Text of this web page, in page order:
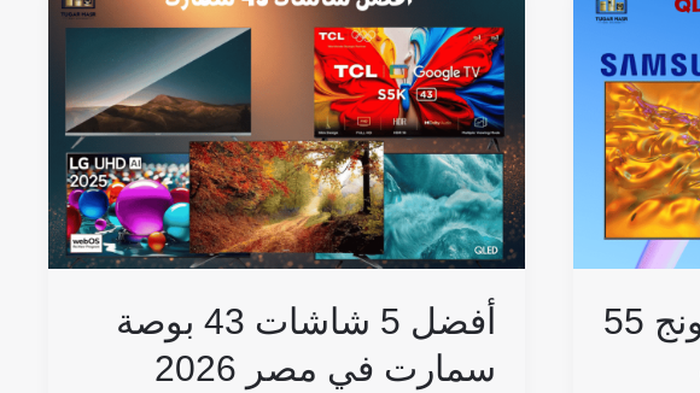
افضل شاشات سامسونج 55
أفضل 5 شاشات 43 بوصة
سمارت في مصر 2026
5
شاشات
43
بوصة
سمارت
في
مصر
2026